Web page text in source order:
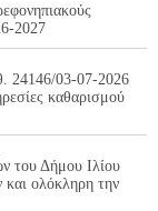
2027
24146/03-07-2026
καθαρισμού
του Δήμου Ιλίου
και ολόκληρη την